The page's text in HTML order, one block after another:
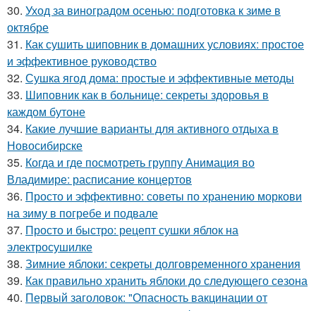
30. Уход за виноградом осенью: подготовка к зиме в
октябре
31. Как сушить шиповник в домашних условиях: простое
и эффективное руководство
32. Сушка ягод дома: простые и эффективные методы
33. Шиповник как в больнице: секреты здоровья в
каждом бутоне
34. Какие лучшие варианты для активного отдыха в
Новосибирске
35. Когда и где посмотреть группу Анимация во
Владимире: расписание концертов
36. Просто и эффективно: советы по хранению моркови
на зиму в погребе и подвале
37. Просто и быстро: рецепт сушки яблок на
электросушилке
38. Зимние яблоки: секреты долговременного хранения
39. Как правильно хранить яблоки до следующего сезона
40. Первый заголовок: "Опасность вакцинации от